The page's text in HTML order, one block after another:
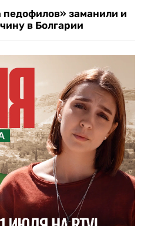
заманили и
в Болгарии